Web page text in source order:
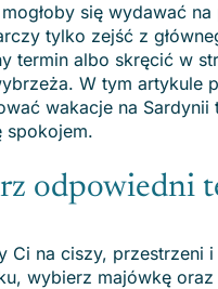
się wydawać
tylko zejść z
termin albo skręcić w
W tym artykule
wakacje na Sardynii
spokojem.
odpowiedni
Ci na ciszy, przestrzeni
wybierz majówkę